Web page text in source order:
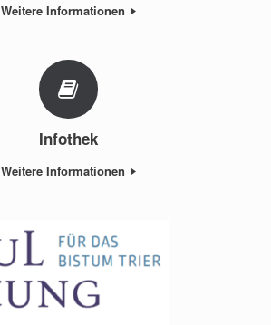
Weitere Informationen
Infothek
Weitere Informationen